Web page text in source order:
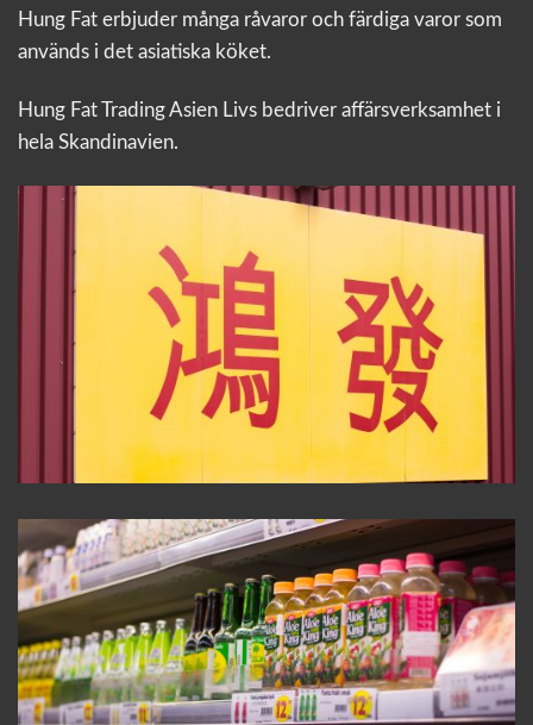
Hung Fat erbjuder många råvaror och färdiga varor som
används i det asiatiska köket.
Hung Fat Trading Asien Livs bedriver affärsverksamhet i
hela Skandinavien.